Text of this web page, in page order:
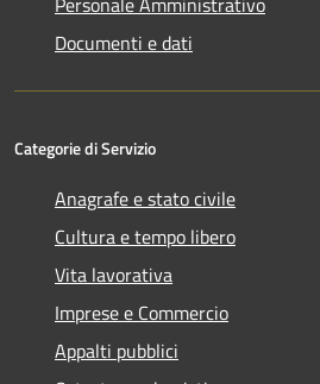
Documenti e dati
Categorie di Servizio
Anagrafe e stato civile
Cultura e tempo libero
Vita lavorativa
Imprese e Commercio
Appalti pubblici